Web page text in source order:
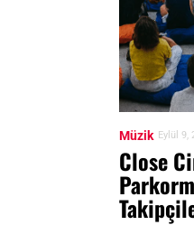
Müzik Eylül 9,
Close